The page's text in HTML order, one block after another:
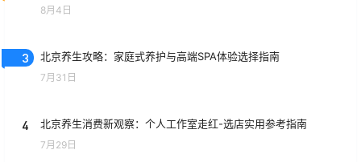
8月4日
3 北京养生攻略：家庭式养护与高端SPA体验选择指南
7月31日
4 北京养生消费新观察：个人工作室走红-选店实用参考指南
7月29日